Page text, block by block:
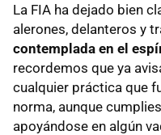
La FIA ha dejado bien
alerones, delanteros y
contemplada en el
recordemos que ya
cualquier práctica que
norma, aunque
apoyándose en algún